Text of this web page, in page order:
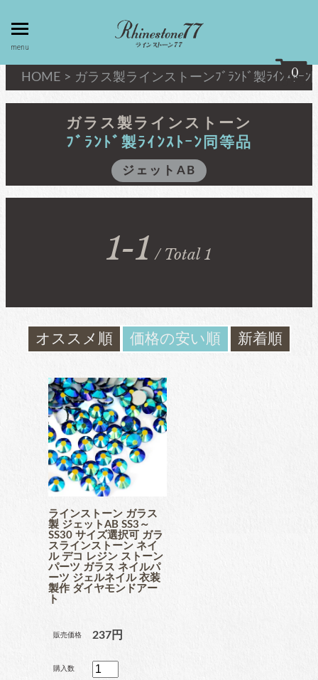
toggle
menu
menu
0
my page
マイページ
個人情報取
扱
contact
blog
ブログ
linestone
キシリウスカット
最高級品質ﾗｲﾝｽﾄｰﾝ
ガラスラインストーン
ﾌﾞﾗﾝﾄﾞ製ﾗｲﾝｽﾄｰﾝ同等品
チャトン
ﾌﾞﾗﾝﾄﾞ製ﾗｲﾝｽﾄｰﾝ同等品
アクリルラインストーン
パールラインストーン
HOME > ガラス製ラインストーンﾌﾞﾗﾝﾄﾞ製ﾗｲﾝｽﾄｰﾝ
ガラス製ラインストーン
ﾌﾞﾗﾝﾄﾞ製ﾗｲﾝｽﾄｰﾝ同等品
ジェットAB
1-1 / Total 1
オススメ順 価格の安い順 新着順
ラインストーン ガラス
製 ジェットAB SS3～
SS30 サイズ選択可 ガラ
スラインストーン ネイ
ル デコ レジン ストーン
パーツ ガラス ネイルパ
ーツ ジェルネイル 衣装
製作 ダイヤモンドアー
ト
販売価格 237円
購入数